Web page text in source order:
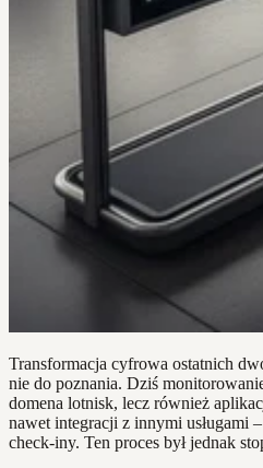
Transformacja cyfrowa ostatnich
nie do poznania. Dziś
domena lotnisk, lecz również
nawet integracji z innymi usługami
check-iny. Ten proces był jednak